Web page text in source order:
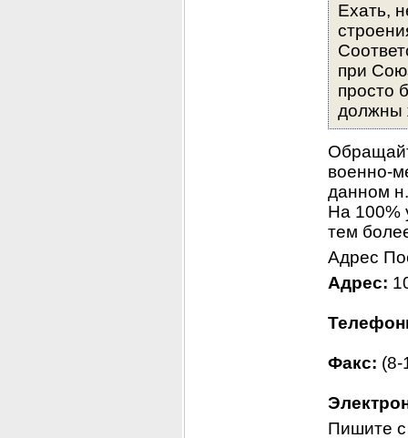
Ехать,
при
просто
должны
военно-
данном
На 100%
тем
Адрес
Адрес:
Факс: (8-